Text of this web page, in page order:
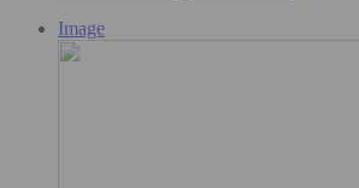
Image